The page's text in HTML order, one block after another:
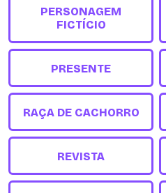
PERSONAGEM
FICTÍCIO
PRESENTE
RAÇA DE CACHORRO
REVISTA